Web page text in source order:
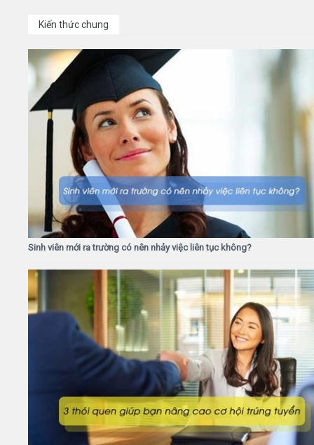
Kiến thức chung
Sinh viên mới ra trường có nên nhảy việc liên tục không?